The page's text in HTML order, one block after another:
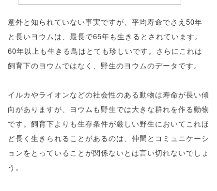
意外と知られていない事実ですが、平均寿命でさえ50年
と長いヨウムは、最長で65年も生きるとされています。
60年以上も生きる鳥はとても珍しいです。さらにこれは
飼育下のヨウムではなく、野生のヨウムのデータです。
イルカやライオンなどの社会性のある動物は寿命が長い傾
向がありますが、ヨウムも野生では大きな群れを作る動物
です。飼育下よりも生存条件が厳しい野生においてこれほ
ど長く生きられることがあるのは、仲間とコミュニケーシ
ョンをとっていることが関係ないとは言い切れないでしょ
う。